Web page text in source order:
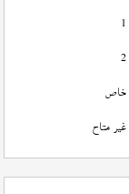
1
2
خاص
غير متاح